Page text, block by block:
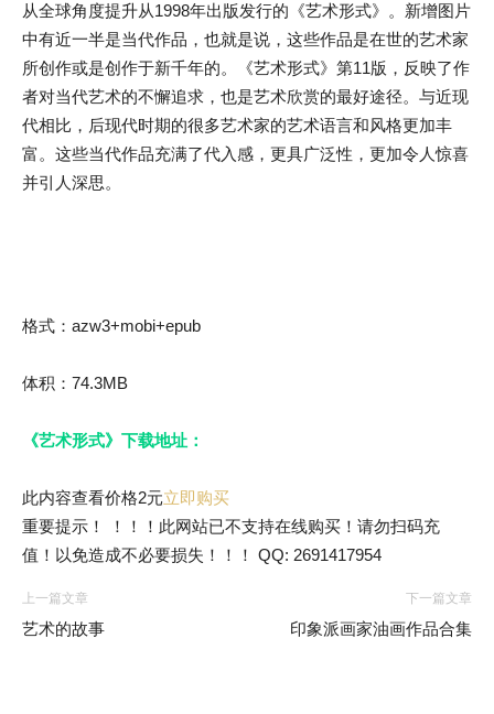
从全球角度提升从1998年出版发行的《艺术形式》。新增图片
中有近一半是当代作品，也就是说，这些作品是在世的艺术家
所创作或是创作于新千年的。《艺术形式》第11版，反映了作
者对当代艺术的不懈追求，也是艺术欣赏的最好途径。与近现
代相比，后现代时期的很多艺术家的艺术语言和风格更加丰
富。这些当代作品充满了代入感，更具广泛性，更加令人惊喜
并引人深思。
格式：azw3+mobi+epub
体积：74.3MB
《艺术形式》下载地址：
此内容查看价格2元立即购买
重要提示！ ！！！此网站已不支持在线购买！请勿扫码充
值！以免造成不必要损失！！！ QQ: 2691417954
上一篇文章
艺术的故事
下一篇文章
印象派画家油画作品合集